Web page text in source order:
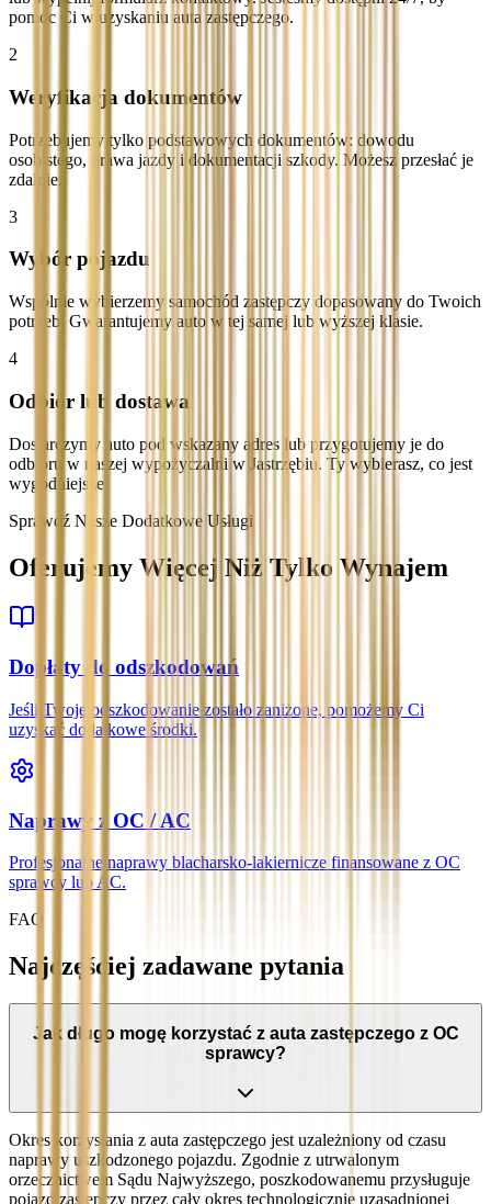
pomóc Ci w uzyskaniu auta zastępczego.
2
Weryfikacja dokumentów
Potrzebujemy tylko podstawowych dokumentów: dowodu
osobistego, prawa jazdy i dokumentacji szkody. Możesz przesłać je
zdalnie.
3
Wybór pojazdu
Wspólnie wybierzemy samochód zastępczy dopasowany do Twoich
potrzeb. Gwarantujemy auto w tej samej lub wyższej klasie.
4
Odbiór lub dostawa
Dostarczymy auto pod wskazany adres lub przygotujemy je do
odbioru w naszej wypożyczalni w Jastrzębiu. Ty wybierasz, co jest
wygodniejsze.
Sprawdź Nasze Dodatkowe Usługi
Oferujemy Więcej Niż Tylko Wynajem
Dopłaty do odszkodowań
Jeśli Twoje odszkodowanie zostało zaniżone, pomożemy Ci
uzyskać dodatkowe środki.
Naprawy z OC / AC
Profesjonalne naprawy blacharsko-lakiernicze finansowane z OC
sprawcy lub AC.
FAQ
Najczęściej zadawane pytania
Jak długo mogę korzystać z auta zastępczego z OC
sprawcy?
Okres korzystania z auta zastępczego jest uzależniony od czasu
naprawy uszkodzonego pojazdu. Zgodnie z utrwalonym
orzecznictwem Sądu Najwyższego, poszkodowanemu przysługuje
pojazd zastępczy przez cały okres technologicznie uzasadnionej